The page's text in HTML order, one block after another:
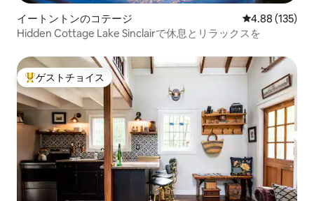
イートントンのコテージ レビュー135
4.88 (135)
Hidden Cottage Lake Sinclairで休息とリラックスを
大好評のゲストチョイスです。
ゲストチョイス